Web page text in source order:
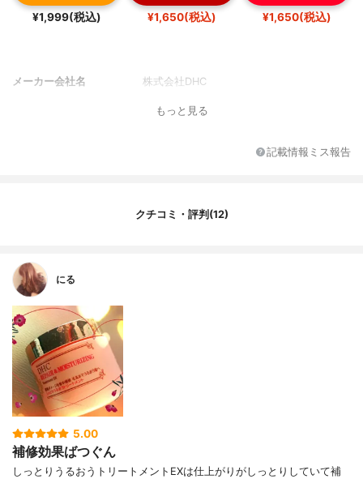
¥1,999(税込) ¥1,650(税込) ¥1,650(税込)
メーカー会社名 株式会社DHC
もっと見る
記載情報ミス報告
クチコミ・評判(12)
にる
5.00
補修効果ばつぐん
しっとりうるおうトリートメントEXは仕上がりがしっとりしていて補